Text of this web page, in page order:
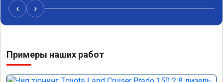
провалы. Расход топлива остался таким же, но
динамика улучшилась. Советую этот сервис
всем. Спасибо!!!
‹ ›
Примеры наших работ